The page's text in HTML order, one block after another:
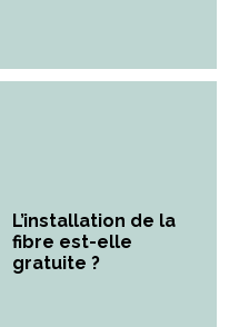
L’installation de la
fibre est-elle
gratuite ?